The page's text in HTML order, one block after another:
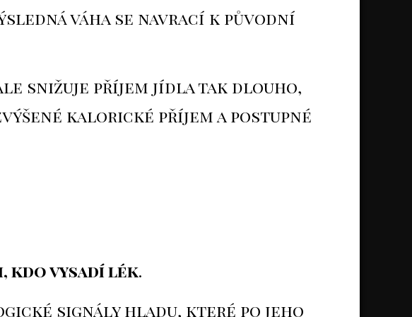
váha se navrací k původní
snižuje příjem jídla tak dlouho,
kalorické příjem a postupné
kdo vysadí lék.
signály hladu, které po jeho